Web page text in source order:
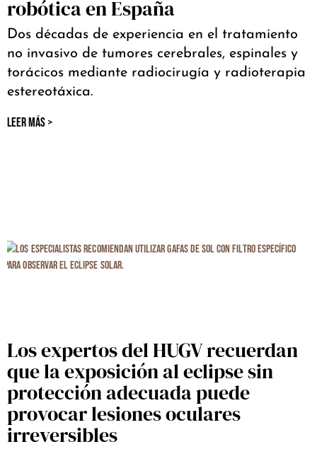
robótica en España
Dos décadas de experiencia en el tratamiento
no invasivo de tumores cerebrales, espinales y
torácicos mediante radiocirugía y radioterapia
estereotáxica.
LEER MÁS >
Los expertos del HUGV recuerdan
que la exposición al eclipse sin
protección adecuada puede
provocar lesiones oculares
irreversibles